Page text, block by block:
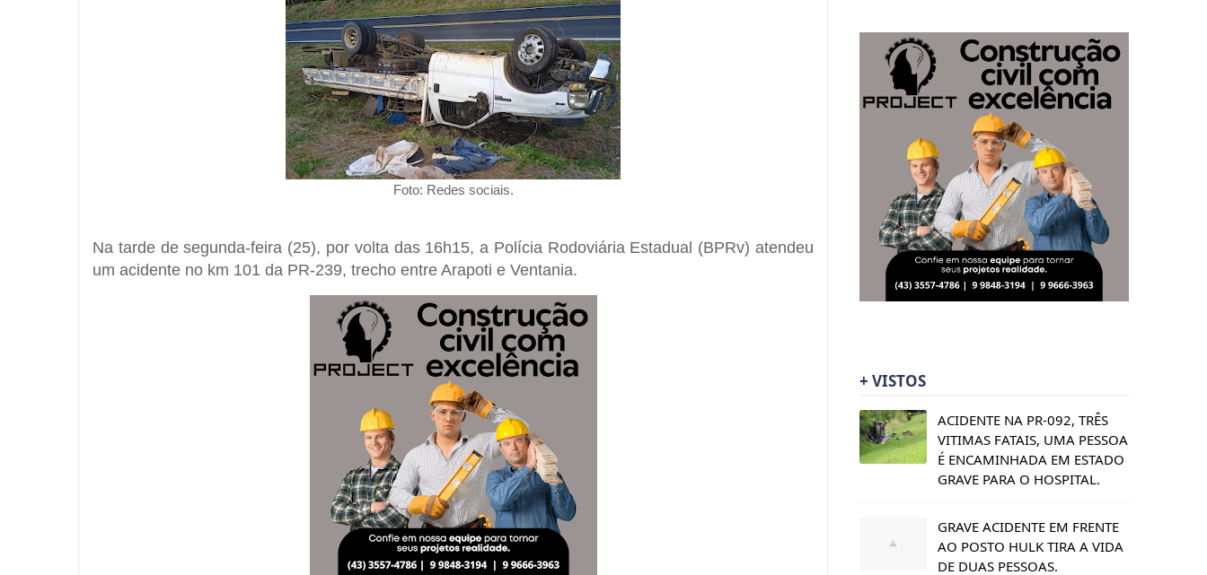
Foto: Redes sociais.
Na tarde de segunda-feira (25), por volta das 16h15, a Polícia Rodoviária Estadual (BPRv) atendeu
um acidente no km 101 da PR-239, trecho entre Arapoti e Ventania.
+ VISTOS
ACIDENTE NA PR-092, TRÊS
VITIMAS FATAIS, UMA PESSOA
É ENCAMINHADA EM ESTADO
GRAVE PARA O HOSPITAL.
GRAVE ACIDENTE EM FRENTE
AO POSTO HULK TIRA A VIDA
DE DUAS PESSOAS.